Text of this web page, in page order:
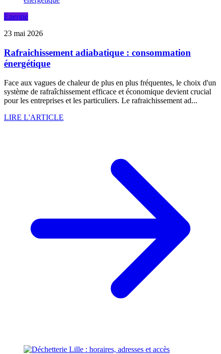
Energie
23 mai 2026
Rafraichissement adiabatique : consommation
énergétique
Face aux vagues de chaleur de plus en plus fréquentes, le choix d'un
système de rafraîchissement efficace et économique devient crucial
pour les entreprises et les particuliers. Le rafraichissement ad...
LIRE L'ARTICLE